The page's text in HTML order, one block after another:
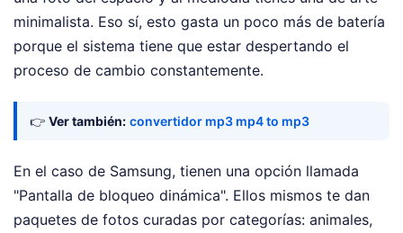
minimalista. Eso sí, esto gasta un poco más de batería
porque el sistema tiene que estar despertando el
proceso de cambio constantemente.
👉 Ver también: convertidor mp3 mp4 to mp3
En el caso de Samsung, tienen una opción llamada
"Pantalla de bloqueo dinámica". Ellos mismos te dan
paquetes de fotos curadas por categorías: animales,